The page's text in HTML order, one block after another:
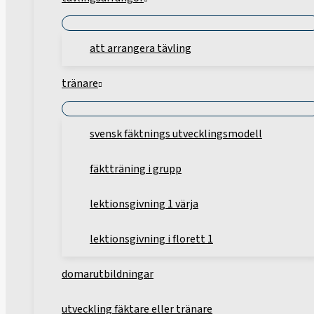
att arrangera tävling
tränare
svensk fäktnings utvecklingsmodell
fäktträning i grupp
lektionsgivning 1 värja
lektionsgivning i florett 1
domarutbildningar
utveckling fäktare eller tränare